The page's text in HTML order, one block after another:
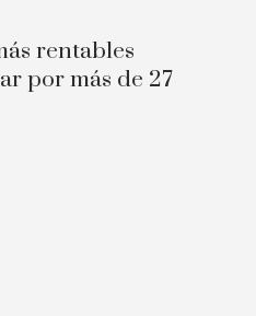
rentables
por más de 27